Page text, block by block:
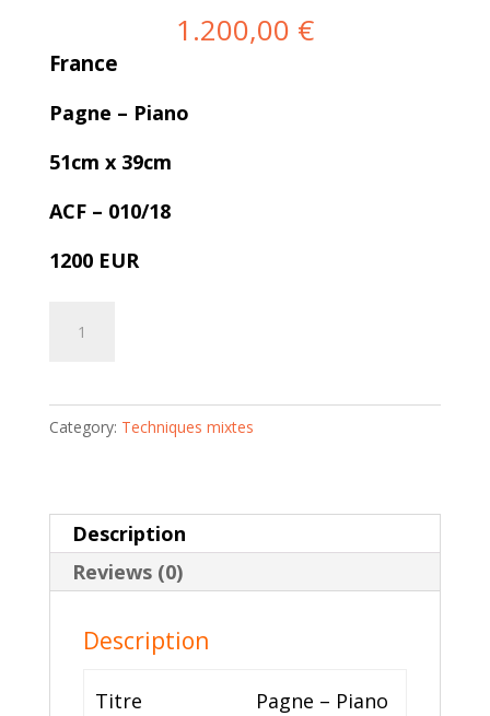
1.200,00 €
France
Pagne – Piano
51cm x 39cm
ACF – 010/18
1200 EUR
|
Daphné
Category: Techniques mixtes
Description
Reviews (0)
Description
Titre Pagne – Piano